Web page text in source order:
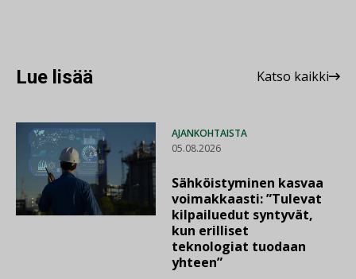
Lue lisää Katso kaikki
AJANKOHTAISTA
05.08.2026
Sähköistyminen kasvaa
voimakkaasti: ”Tulevat
kilpailuedut syntyvät,
kun erilliset
teknologiat tuodaan
yhteen”